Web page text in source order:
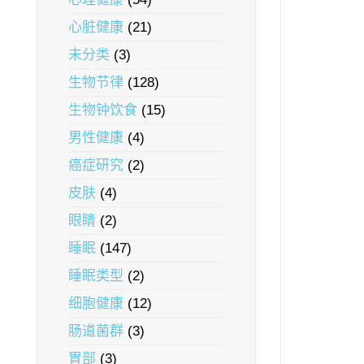
心脏健康 (21)
未分类 (3)
生物节律 (128)
生物钟饮食 (15)
男性健康 (4)
癌症研究 (2)
皮肤 (4)
眼睛 (2)
睡眠 (147)
睡眠类型 (2)
细胞健康 (12)
肠道菌群 (3)
胃部 (3)